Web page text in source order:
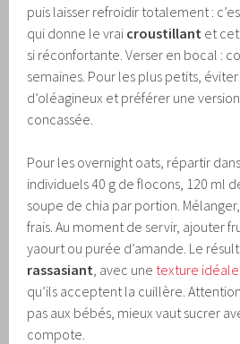
puis laisser refroidir totalement :
qui donne le vrai croustillant et
si réconfortante. Verser en bocal :
semaines. Pour les plus petits,
d’oléagineux et préférer une
concassée.
Pour les overnight oats, répartir
individuels 40 g de flocons, 120 ml
soupe de chia par portion.
frais. Au moment de servir, ajouter
yaourt ou purée d’amande. Le
rassasiant , avec une texture
qu’ils acceptent la cuillère.
pas aux bébés, mieux vaut sucrer
compote.